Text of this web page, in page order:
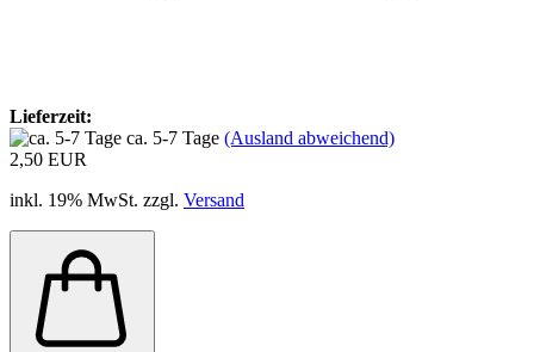
Lieferzeit:
ca. 5-7 Tage (Ausland abweichend)
2,50 EUR
inkl. 19% MwSt. zzgl. Versand